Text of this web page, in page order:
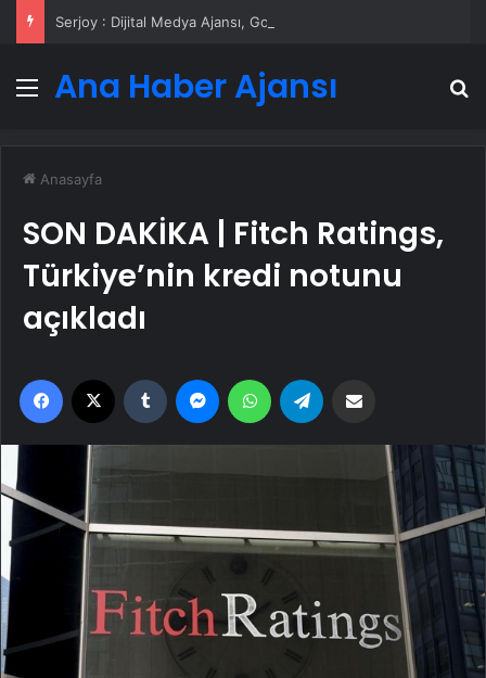
Menü
Ana Haber Ajansı
Anasayfa
SON DAKİKA | Fitch Ratings,
Türkiye’nin kredi notunu
açıkladı
Facebook Tumblr MessengerWhatsApp